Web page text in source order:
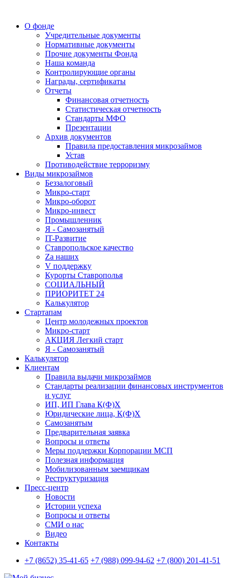
О фонде
Учредительные документы
Нормативные документы
Прочие документы Фонда
Наша команда
Контролирующие органы
Награды, сертификаты
Отчеты
Финансовая отчетность
Статистическая отчетность
Стандарты МФО
Презентации
Архив документов
Правила предоставления микрозаймов
Устав
Противодействие терроризму
Виды микрозаймов
Беззалоговый
Микро-старт
Микро-оборот
Микро-инвест
Промышленник
Я - Самозанятый
IT-Развитие
Ставропольское качество
Za наших
V поддержку
Курорты Ставрополья
СОЦИАЛЬНЫЙ
ПРИОРИТЕТ 24
Калькулятор
Стартапам
Центр молодежных проектов
Микро-старт
АКЦИЯ Легкий старт
Я - Самозанятый
Калькулятор
Клиентам
Правила выдачи микрозаймов
Стандарты реализации финансовых инструментов
и услуг
ИП, ИП Глава К(Ф)Х
Юридические лица, К(Ф)Х
Самозанятым
Предварительная заявка
Вопросы и ответы
Меры поддержки Корпорации МСП
Полезная информация
Мобилизованным заемщикам
Реструктуризация
Пресс-центр
Новости
Истории успеха
Вопросы и ответы
СМИ о нас
Видео
Контакты
+7 (8652) 35-41-65 +7 (988) 099-94-62 +7 (800) 201-41-51